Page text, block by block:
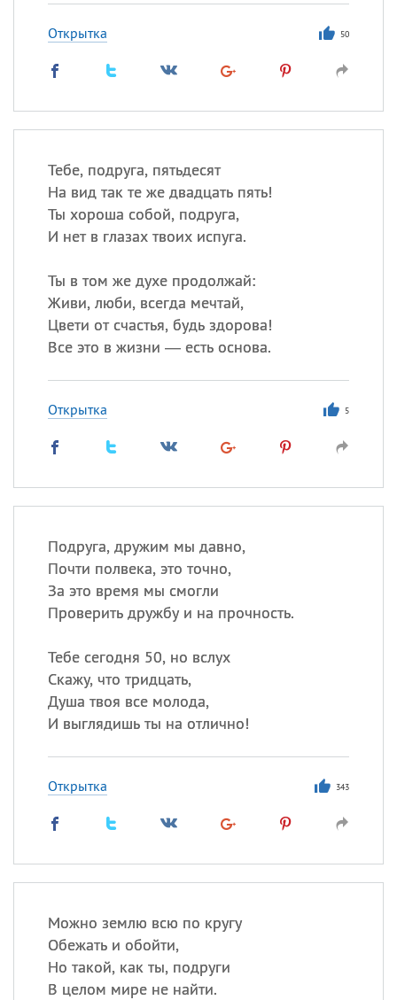
Открытка 50
Тебе, подруга, пятьдесят
На вид так те же двадцать пять!
Ты хороша собой, подруга,
И нет в глазах твоих испуга.
Ты в том же духе продолжай:
Живи, люби, всегда мечтай,
Цвети от счастья, будь здорова!
Все это в жизни — есть основа.
Открытка 5
Подруга, дружим мы давно,
Почти полвека, это точно,
За это время мы смогли
Проверить дружбу и на прочность.
Тебе сегодня 50, но вслух
Скажу, что тридцать,
Душа твоя все молода,
И выглядишь ты на отлично!
Открытка 343
Можно землю всю по кругу
Обежать и обойти,
Но такой, как ты, подруги
В целом мире не найти.